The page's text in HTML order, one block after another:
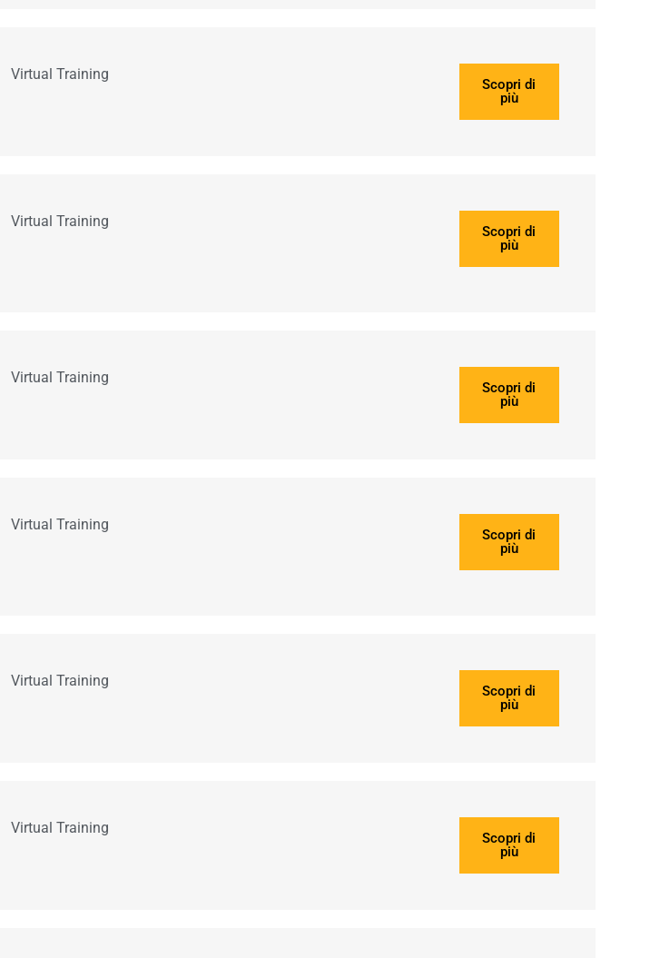
Virtual Training
Scopri di
più
Virtual Training
Scopri di
più
Virtual Training
Scopri di
più
Virtual Training
Scopri di
più
Virtual Training
Scopri di
più
Virtual Training
Scopri di
più